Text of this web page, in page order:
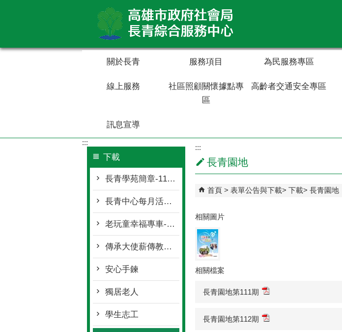
關於長青 服務項目 為民服務專區
線上服務
社區照顧關懷據點專
區
高齡者交通安全專區
訊息宣導
:::
下載
長青學苑簡章-115年
長青中心每月活動表
老玩童幸福專車-115年度
傳承大使薪傳教學方案-115年度
安心手鍊
獨居老人
學生志工
:::
長青園地
首頁 表單公告與下載 下載 長青園地
相關圖片
相關檔案
長青園地第111期
長青園地第112期